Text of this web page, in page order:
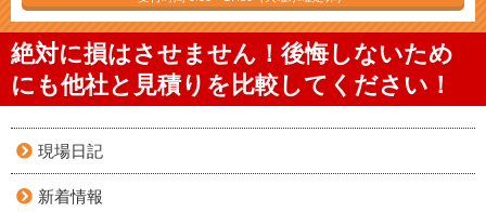
絶対に損はさせません！後悔しないため
にも他社と見積りを比較してください！
現場日記
新着情報